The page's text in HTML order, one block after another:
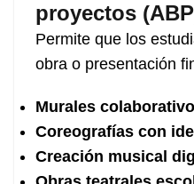
proyectos
Permite que los
obra o presentación
Murales
Coreografías con
Creación musical